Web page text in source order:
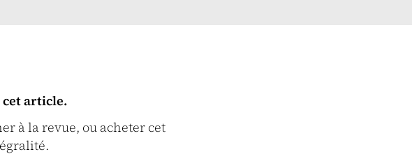
cet article.
à la revue, ou acheter cet